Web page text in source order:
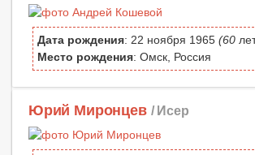
Дата рождения: 22 ноября 1965 (60
Место рождения: Омск, Россия
Юрий Миронцев / Исер